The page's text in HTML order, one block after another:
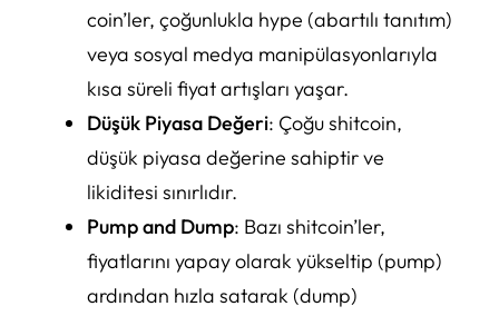
coin’ler, çoğunlukla hype (abartılı tanıtım)
veya sosyal medya manipülasyonlarıyla
kısa süreli fiyat artışları yaşar.
Düşük Piyasa Değeri: Çoğu shitcoin,
düşük piyasa değerine sahiptir ve
likiditesi sınırlıdır.
Pump and Dump: Bazı shitcoin’ler,
fiyatlarını yapay olarak yükseltip (pump)
ardından hızla satarak (dump)